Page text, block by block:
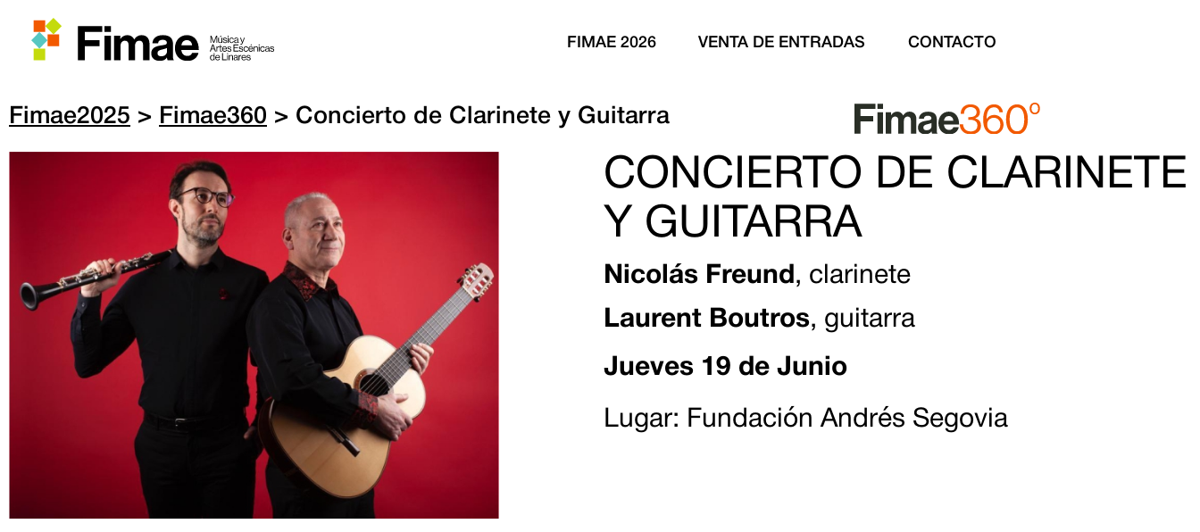
FIMAE 2026 VENTA DE ENTRADAS CONTACTO
Fimae2025 > Fimae360 > Concierto de Clarinete y Guitarra
CONCIERTO DE CLARINETE
Y GUITARRA
Nicolás Freund , clarinete
Laurent Boutros, guitarra
Jueves 19 de Junio
Lugar: Fundación Andrés Segovia